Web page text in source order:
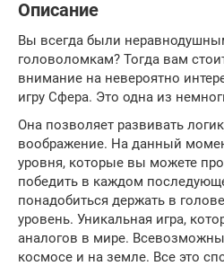
Описание
Вы всегда были
головоломкам? Тогда вам
внимание на невероятно
игру Сфера. Это одна из
Она позволяет развивать
воображение. На данный
уровня, которые вы можете
победить в каждом
понадобиться держать в
уровень. Уникальная игра,
аналогов в мире.
космосе и на земле. Все это